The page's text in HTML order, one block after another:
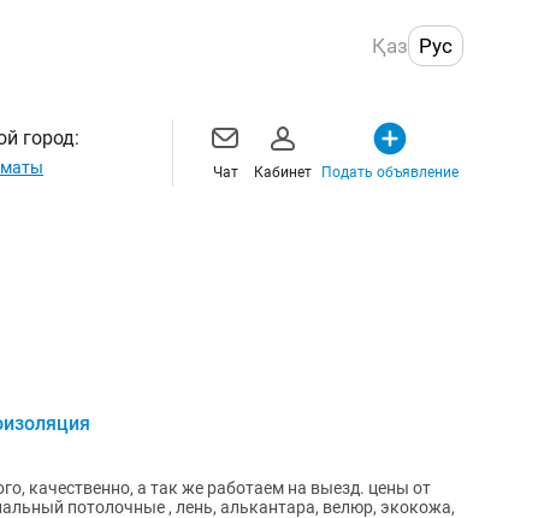
Қаз Рус
город:
Чат Кабинет Подать объявление
а так же работаем на выезд. цены от
потолочные , лень, алькантара, велюр, экокожа,